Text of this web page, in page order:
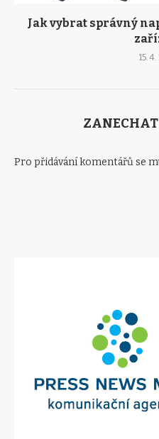
Jak vybrat správný
15.
Pro přidávání komentářů se